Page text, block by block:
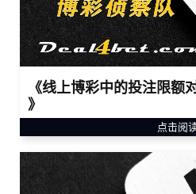
《线上博彩中的投注限额
》
点击阅